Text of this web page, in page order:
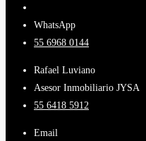
WhatsApp
55 6968 0144
Rafael Luviano
Asesor Inmobiliario JYSA
55 6418 5912
Email